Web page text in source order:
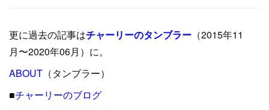
( 15
(24)
(8 )
)
(12)
19)
(33 )
(26)
27)
(31)
(31)
31
(39)
( 23)
40
(24)
( 42)
更に過去の記事はチャーリーのタンブラー （2015年11
月〜2020年06月）に。
ABOUT （タンブラー）
■チャーリーのブログ